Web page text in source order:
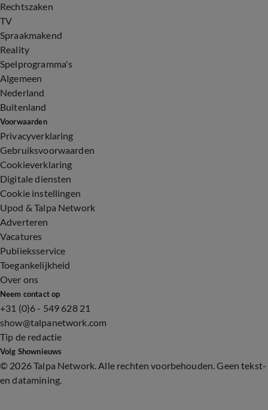
Rechtszaken
TV
Spraakmakend
Reality
Spelprogramma's
Algemeen
Nederland
Buitenland
Voorwaarden
Privacyverklaring
Gebruiksvoorwaarden
Cookieverklaring
Digitale diensten
Cookie instellingen
Upod & Talpa Network
Adverteren
Vacatures
Publieksservice
Toegankelijkheid
Over ons
Neem contact op
+31 (0)6 - 549 628 21
show@talpanetwork.com
Tip de redactie
Volg Shownieuws
© 2026 Talpa Network. Alle rechten voorbehouden. Geen tekst-
en datamining.